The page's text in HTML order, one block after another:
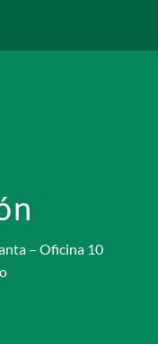
– Oficina 10